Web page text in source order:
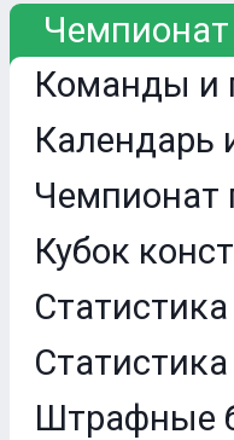
Чемпионат
Команды и
Календарь
Чемпионат
Кубок
Штрафные